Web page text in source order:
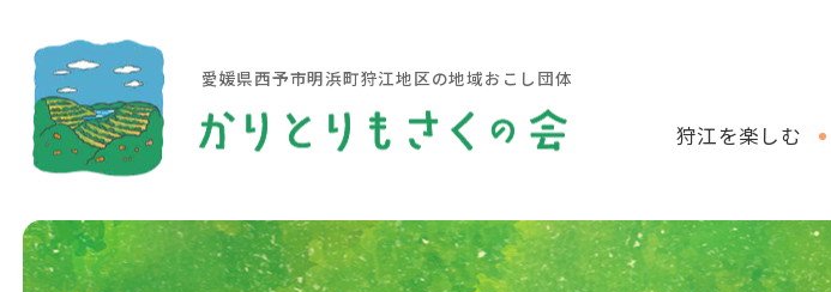
愛媛県西予市明浜町狩江地区の地域おこし団体
狩江を楽しむ